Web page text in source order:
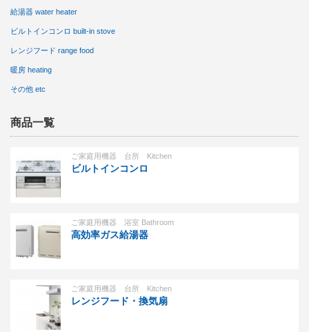
給湯器 water heater
ビルトインコンロ built-in stove
レンジフード range food
暖房 heating
その他 etc
商品一覧
ご家庭用機器 台所 Kitchen
ビルトインコンロ
ご家庭用機器 浴室 Bathroom
高効率ガス給湯器
ご家庭用機器 台所 Kitchen
レンジフード・換気扇